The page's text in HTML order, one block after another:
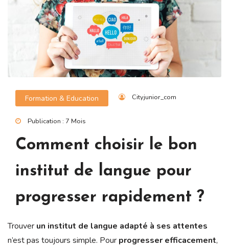
Formation & Education Cityjunior_com
Publication : 7 Mois
Comment choisir le bon
institut de langue pour
progresser rapidement ?
Trouver un institut de langue adapté à ses attentes
n’est pas toujours simple. Pour progresser efficacement,